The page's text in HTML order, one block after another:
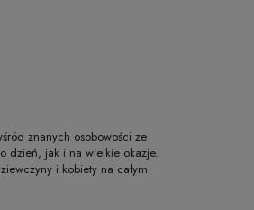
znanych osobowości ze
dzień, jak i na wielkie okazje.
i kobiety na całym